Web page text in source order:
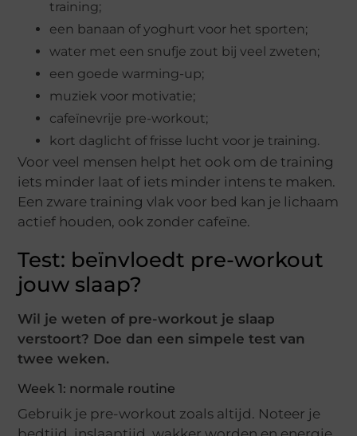
training;
een banaan of yoghurt voor het sporten;
water met een snufje zout bij veel zweten;
een goede warming-up;
muziek voor motivatie;
cafeïnevrije pre-workout;
kort daglicht of frisse lucht voor je training.
Voor veel mensen helpt het ook om de training
iets minder laat of iets minder intens te maken.
Een zware training vlak voor bed kan je lichaam
actief houden, ook zonder cafeïne.
Test: beïnvloedt pre-workout
jouw slaap?
Wil je weten of pre-workout je slaap
verstoort? Doe dan een simpele test van
twee weken.
Week 1: normale routine
Gebruik je pre-workout zoals altijd. Noteer je